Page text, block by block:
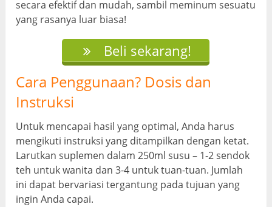
secara efektif dan mudah, sambil meminum sesuatu
yang rasanya luar biasa!
Beli sekarang!
Cara Penggunaan? Dosis dan
Instruksi
Untuk mencapai hasil yang optimal, Anda harus
mengikuti instruksi yang ditampilkan dengan ketat.
Larutkan suplemen dalam 250ml susu – 1-2 sendok
teh untuk wanita dan 3-4 untuk tuan-tuan. Jumlah
ini dapat bervariasi tergantung pada tujuan yang
ingin Anda capai.